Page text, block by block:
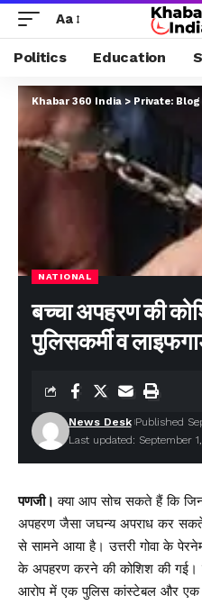
Aa
Politics Education
Khabar 360 India>Private: Blog
NATIONAL
बच्चा अपहरण की
पुलिसकर्मी व
Last updated: September
News Desk Published
पणजी।क्या आप सोच सकते हैं कि
अपहरण जैसा जघन्य अपराध कर सकते
से सामने आया है। उत्तरी गोवा के
के अपहरण करने की कोशिश की
आरोप में एक पुलिस कांस्टेबल और एक